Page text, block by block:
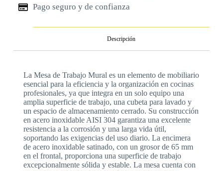
Pago seguro y de confianza
Descripción
La Mesa de Trabajo Mural es un elemento de mobiliario
esencial para la eficiencia y la organización en cocinas
profesionales, ya que integra en un solo equipo una
amplia superficie de trabajo, una cubeta para lavado y
un espacio de almacenamiento cerrado. Su construcción
en acero inoxidable AISI 304 garantiza una excelente
resistencia a la corrosión y una larga vida útil,
soportando las exigencias del uso diario. La encimera
de acero inoxidable satinado, con un grosor de 65 mm
en el frontal, proporciona una superficie de trabajo
excepcionalmente sólida y estable. La mesa cuenta con